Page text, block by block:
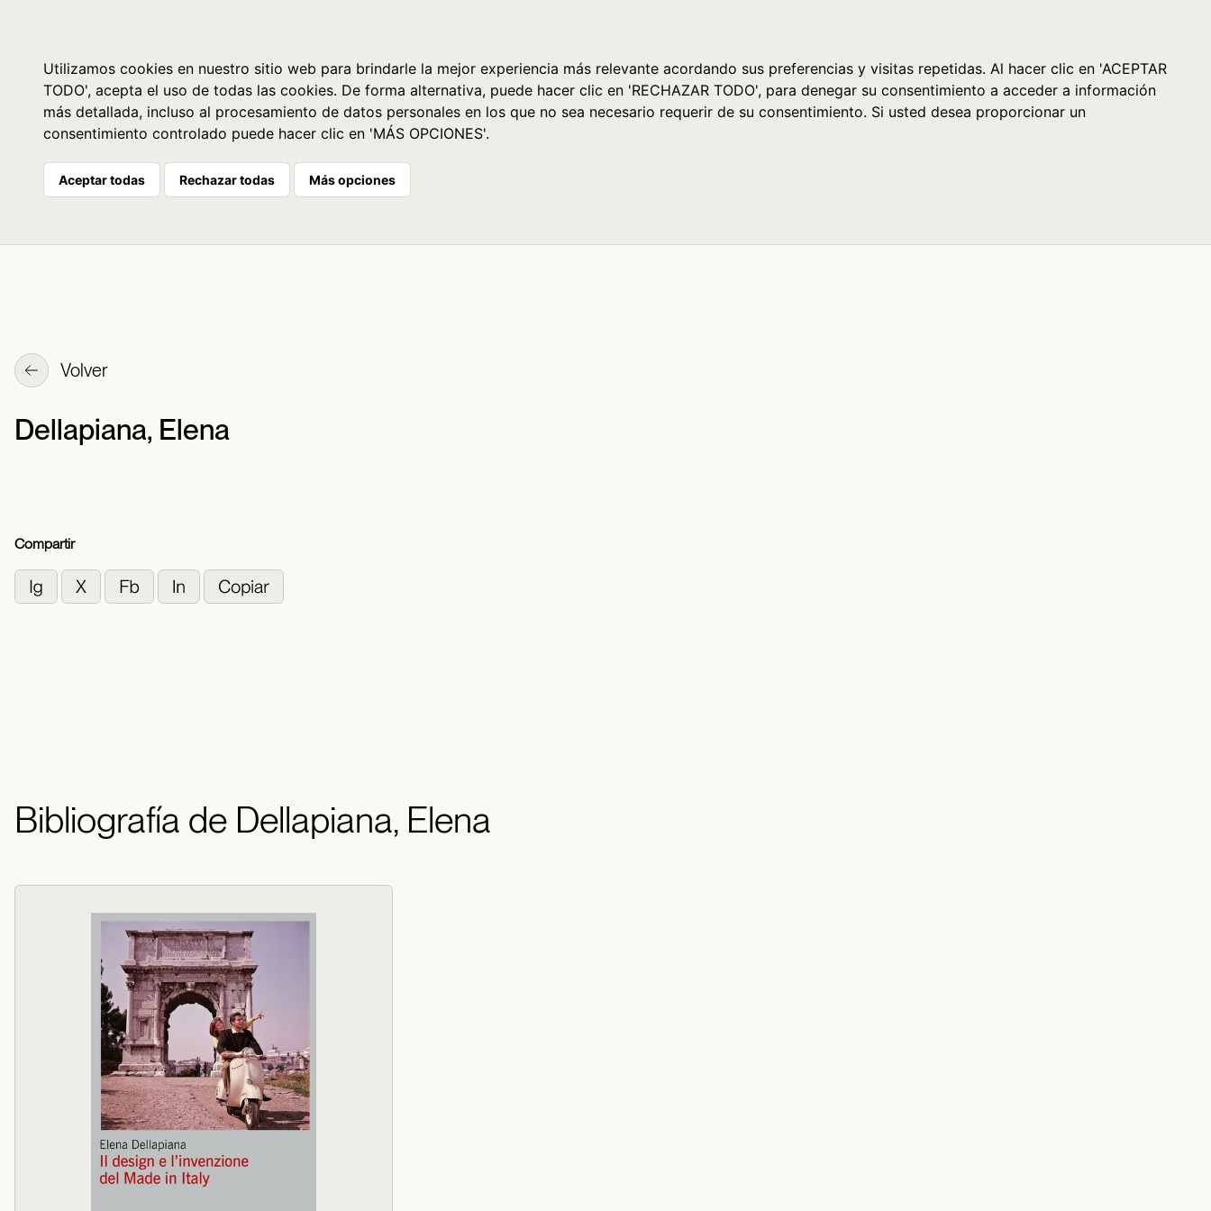
Utilizamos cookies en nuestro sitio web para brindarle la mejor experiencia más relevante acordando sus preferencias y visitas repetidas. Al hacer clic en 'ACEPTAR
TODO', acepta el uso de todas las cookies. De forma alternativa, puede hacer clic en 'RECHAZAR TODO', para denegar su consentimiento a acceder a información
más detallada, incluso al procesamiento de datos personales en los que no sea necesario requerir de su consentimiento. Si usted desea proporcionar un
consentimiento controlado puede hacer clic en 'MÁS OPCIONES'.
Aceptar todas Rechazar todas Más opciones
Volver
Dellapiana, Elena
Compartir
Bibliografía de Dellapiana, Elena